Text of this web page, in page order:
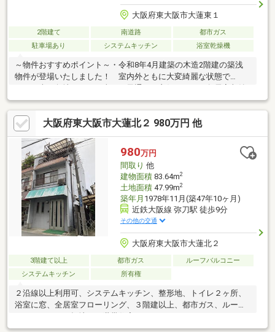
大阪府東大阪市大蓮東１
2階建て 南道路
都市ガス
駐車場あり
システムキッチン 浴室乾燥機
～物件おすすめポイント～・令和8年4月建築の木造2階建の築浅
物件が登場いたしました！ 室内外ともに大変綺麗な状態で
スペースが備わっており、お部屋を広くお使いいただけます。・
約17帖のLDKでご家族の皆様でゆっくりおくつろぎいただけま
す。・トイレが2か所あり朝の身支度時や混雑時にも大変便利とな
ります。・近隣にはお買い物施設等が大変充実しており、日々の
お買い物に困りません。・小学校、中学校ともに徒歩10分圏内に
あり、お子様の通学に便利とです。・近鉄大阪線「弥刀駅」まで
徒歩7分で、毎日の通勤がしやすい距離となっております。
大阪府東大阪市大蓮北２ 980万円 他
980万円
間取り 他
建物面積83.64m2
土地面積47.99m2
築年月 1978年11月(築47年10ヶ月)
近鉄大阪線 弥刀駅 徒歩9分
その他の交通
大阪府東大阪市大蓮北２
3階建て以上 都市ガス
ルーフバルコニー
システムキッチン
所有権
２沿線以上利用可、システムキッチン、整形地、トイレ２ヶ所、
浴室に窓、全居室フローリング、３階建以上、都市ガス、ルーフ
バルコニー、平坦地、２世帯住宅